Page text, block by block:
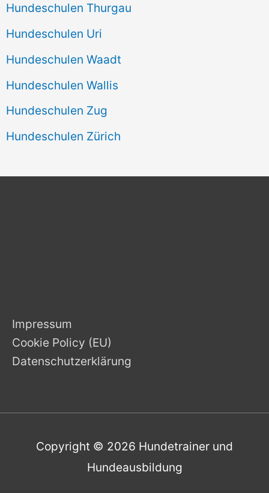
Hundeschulen Thurgau
Hundeschulen Uri
Hundeschulen Waadt
Hundeschulen Wallis
Hundeschulen Zug
Hundeschulen Zürich
Impressum
Cookie Policy (EU)
Datenschutzerklärung
Copyright © 2026 Hundetrainer und
Hundeausbildung